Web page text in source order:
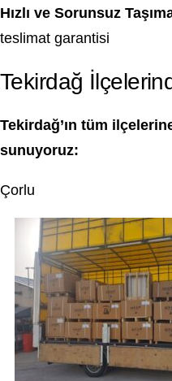
Hızlı ve Sorunsuz
teslimat garantisi
Tekirdağ
Tekirdağ’ın tüm
sunuyoruz:
Çorlu